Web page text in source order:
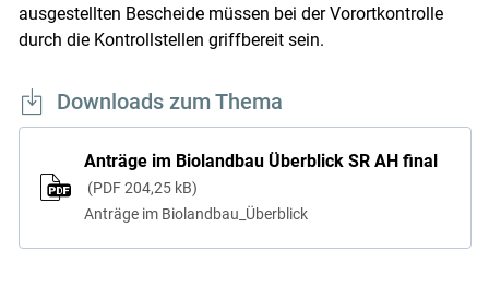
ausgestellten Bescheide müssen bei der Vorortkontrolle
durch die Kontrollstellen griffbereit sein.
Downloads zum Thema
Anträge im Biolandbau Überblick SR AH final
PDF 204,25 kB
Anträge im Biolandbau_Überblick